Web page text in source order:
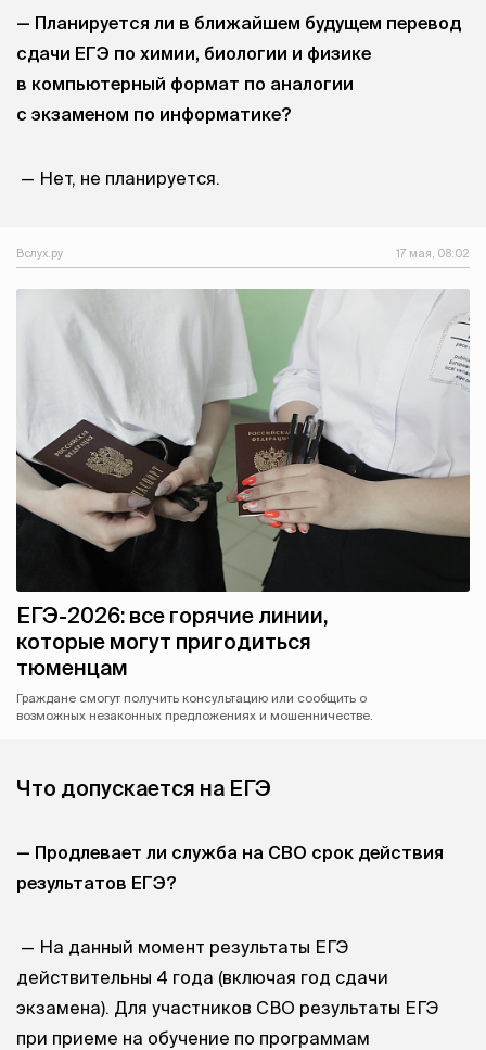
— Планируется ли в ближайшем будущем перевод
сдачи ЕГЭ по химии, биологии и физике
в компьютерный формат по аналогии
с экзаменом по информатике?
— Нет, не планируется.
Вслух.ру 17 мая, 08:02
ЕГЭ-2026: все горячие линии,
которые могут пригодиться
тюменцам
Граждане смогут получить консультацию или сообщить о
возможных незаконных предложениях и мошенничестве.
Что допускается на ЕГЭ
— Продлевает ли служба на СВО срок действия
результатов ЕГЭ?
— На данный момент результаты ЕГЭ
действительны 4 года (включая год сдачи
экзамена). Для участников СВО результаты ЕГЭ
при приеме на обучение по программам